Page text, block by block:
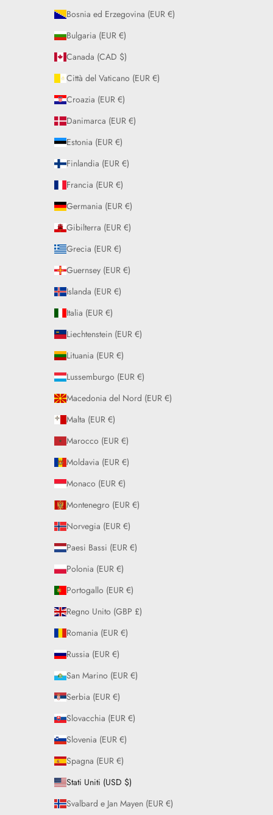
Bosnia ed Erzegovina (EUR €)
Bulgaria (EUR €)
Canada (CAD $)
Città del Vaticano (EUR €)
Croazia (EUR €)
Danimarca (EUR €)
Estonia (EUR €)
Finlandia (EUR €)
Francia (EUR €)
Germania (EUR €)
Gibilterra (EUR €)
Grecia (EUR €)
Guernsey (EUR €)
Islanda (EUR €)
Italia (EUR €)
Liechtenstein (EUR €)
Lituania (EUR €)
Lussemburgo (EUR €)
Macedonia del Nord (EUR €)
Malta (EUR €)
Marocco (EUR €)
Moldavia (EUR €)
Monaco (EUR €)
Montenegro (EUR €)
Norvegia (EUR €)
Paesi Bassi (EUR €)
Polonia (EUR €)
Portogallo (EUR €)
Regno Unito (GBP £)
Romania (EUR €)
Russia (EUR €)
San Marino (EUR €)
Serbia (EUR €)
Slovacchia (EUR €)
Slovenia (EUR €)
Spagna (EUR €)
Stati Uniti (USD $)
Svalbard e Jan Mayen (EUR €)